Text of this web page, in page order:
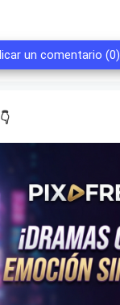
un comentario (0)